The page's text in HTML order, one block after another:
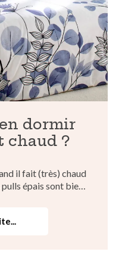
dormir
chaud ?
il fait (très) chaud
épais sont bien
active le mode...